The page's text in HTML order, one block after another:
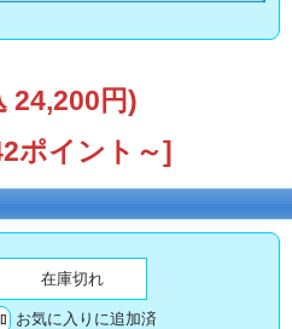
24,200円)
ポイント～]
在庫切れ
お気に入りに追加済